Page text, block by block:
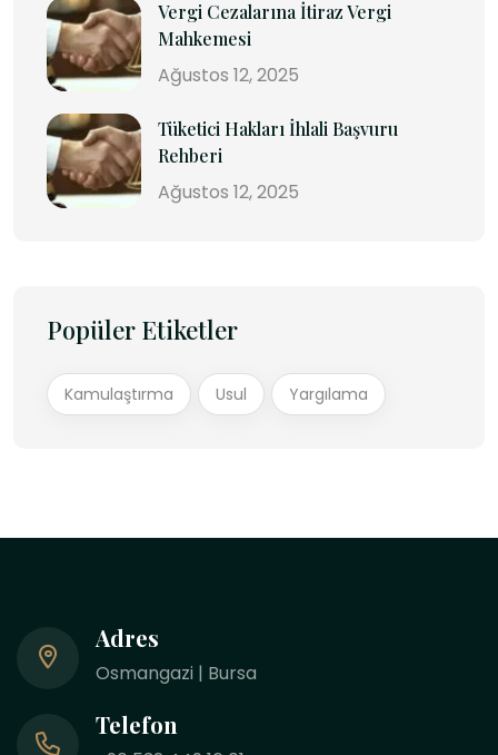
Vergi Cezalarına İtiraz Vergi
Mahkemesi
Ağustos 12, 2025
Tüketici Hakları İhlali Başvuru
Rehberi
Ağustos 12, 2025
Popüler Etiketler
Kamulaştırma Usul Yargılama
Adres
Osmangazi | Bursa
Telefon